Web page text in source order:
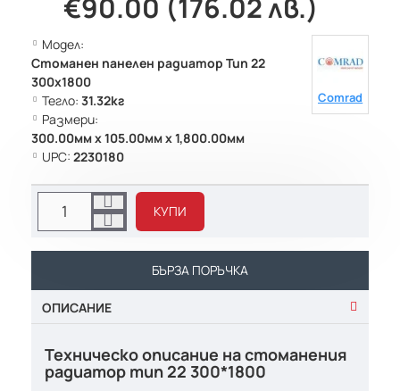
€90.00 (176.02 лв.)
Модел:
Стоманен панелен радиатор Тип 22
300х1800
Тегло: 31.32кг
Размери:
300.00мм x 105.00мм x 1,800.00мм
UPC: 2230180
Comrad
КУПИ
БЪРЗА ПОРЪЧКА
ОПИСАНИЕ
Техническо описание на стоманения
радиатор тип 22 300*1800